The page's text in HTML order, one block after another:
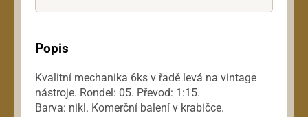
Popis
Kvalitní mechanika 6ks v řadě levá na vintage
nástroje. Rondel: 05. Převod: 1:15.
Barva: nikl. Komerční balení v krabičce.